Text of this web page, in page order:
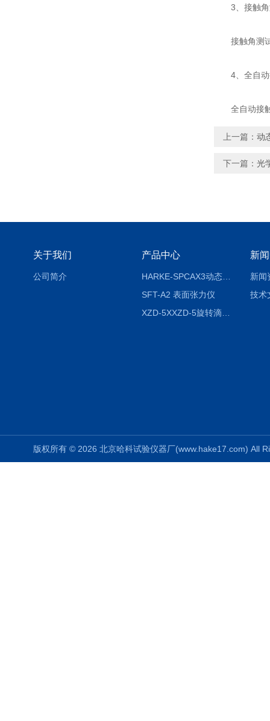
3、接触角
接触角测试
4、全自动
全自动接触
上一篇： 动
下一篇： 光
关于我们
公司简介
产品中心
HARKE-SPCAX3动态接触角测定仪系列
SFT-A2 表面张力仪
XZD-5XXZD-5旋转滴超低界面张力仪
新
新闻
技术
版权所有 © 2026 北京哈科试验仪器厂(www.hake17.com)